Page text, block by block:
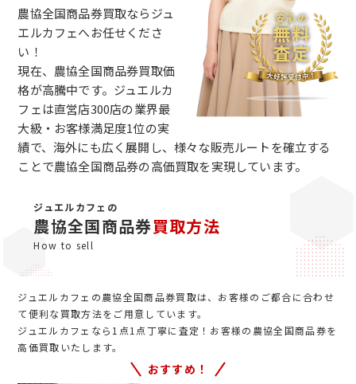
農協全国商品券買取ならジュ
エルカフェへお任せくださ
い！
現在、農協全国商品券買取価
格が高騰中です。ジュエルカ
フェは直営店300店の業界最
大級・お客様満足度1位の実
績で、海外にも広く展開し、様々な販売ルートを確立する
ことで農協全国商品券の高価買取を実現しています。
ジュエルカフェの
農協全国商品券買取方法
How to sell
ジュエルカフェの農協全国商品券買取は、お客様のご都合に合わせ
て便利な買取方法をご用意しています。
ジュエルカフェなら1点1点丁寧に査定！お客様の農協全国商品券を
高価買取いたします。
おすすめ！